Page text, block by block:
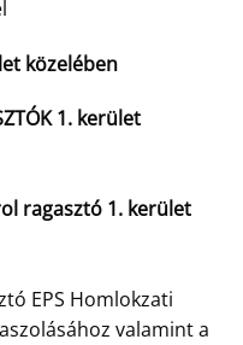
közelében
1. kerület
ragasztó 1. kerület
EPS Homlokzati
valamint a